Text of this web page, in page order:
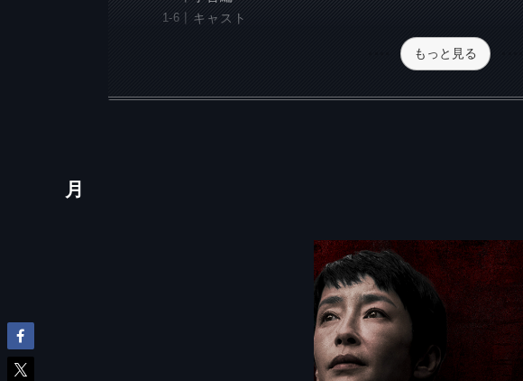
キャスト
もっと見る
月